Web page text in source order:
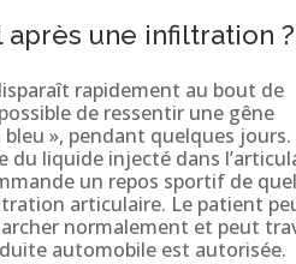
après une infiltration ?
rapidement au bout de
de ressentir une gêne
», pendant quelques
du liquide injecté dans
un repos sportif de
articulaire. Le patient
normalement et peut
automobile est autorisée.